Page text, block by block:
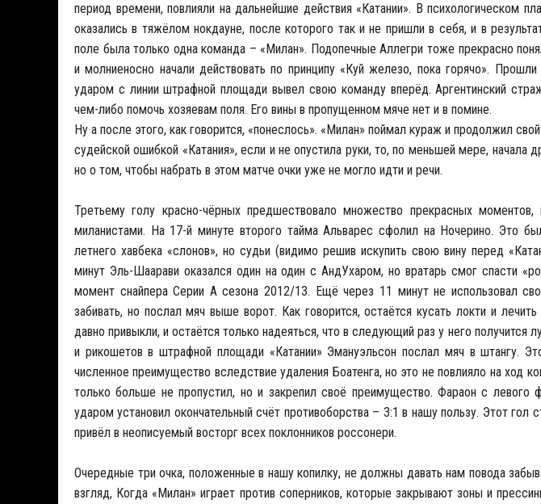
период времени, повлияли на дальнейшие действия «Катании». В психологическом
оказались в тяжёлом нокдауне, после которого так и не пришли в себя, и в
поле была только одна команда – «Милан». Подопечные Аллегри тоже прекрасно
и молниеносно начали действовать по принципу «Куй железо, пока горячо».
ударом с линии штрафной площади вывел свою команду вперёд. Аргентинский
чем-либо помочь хозяевам поля. Его вины в пропущенном мяче нет и в помине.
Ну а после этого, как говорится, «понеслось». «Милан» поймал кураж и продолжил
судейской ошибкой «Катания», если и не опустила руки, то, по меньшей мере, начала
но о том, чтобы набрать в этом матче очки уже не могло идти и речи.
Третьему голу красно-чёрных предшествовало множество прекрасных
миланистами. На 17-й минуте второго тайма Альварес сфолил на Ночерино. Это
летнего хавбека «слонов», но судьи (видимо решив искупить свою вину перед
минут Эль-Шаарави оказался один на один с АндУхаром, но вратарь смог спасти
момент снайпера Серии А сезона 2012/13. Ещё через 11 минут не использовал
забивать, но послал мяч выше ворот. Как говорится, остаётся кусать локти и
давно привыкли, и остаётся только надеяться, что в следующий раз у него
и рикошетов в штрафной площади «Катании» Эмануэльсон послал мяч в штангу.
численное преимущество вследствие удаления Боатенга, но это не повлияло на ход
только больше не пропустил, но и закрепил своё преимущество. Фараон с
ударом установил окончательный счёт противоборства – 3:1 в нашу пользу. Этот гол
привёл в неописуемый восторг всех поклонников россонери.
Очередные три очка, положенные в нашу копилку, не должны давать нам повода
взгляд, Когда «Милан» играет против соперников, которые закрывают зоны и